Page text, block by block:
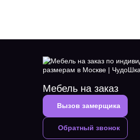
Мебель на заказ
Вызов замерщика
Обратный звонок